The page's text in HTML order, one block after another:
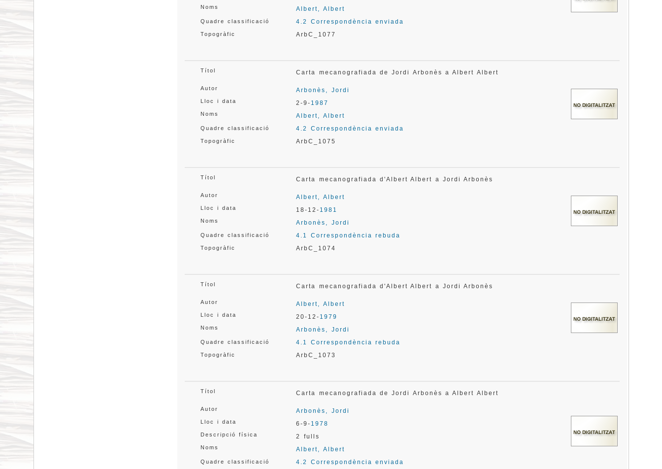
Noms Albert, Albert
Quadre classificació 4.2 Correspondència enviada
Topogràfic ArbC_1077
Títol Carta mecanografiada de Jordi Arbonès a Albert Albert
Autor Arbonès, Jordi
Lloc i data 2-9- 1987
Noms Albert, Albert
Quadre classificació 4.2 Correspondència enviada
Topogràfic ArbC_1075
Títol Carta mecanografiada d'Albert Albert a Jordi Arbonès
Autor Albert, Albert
Lloc i data 18-12- 1981
Noms Arbonès, Jordi
Quadre classificació 4.1 Correspondència rebuda
Topogràfic ArbC_1074
Títol Carta mecanografiada d'Albert Albert a Jordi Arbonès
Autor Albert, Albert
Lloc i data 20-12- 1979
Noms Arbonès, Jordi
Quadre classificació 4.1 Correspondència rebuda
Topogràfic ArbC_1073
Títol Carta mecanografiada de Jordi Arbonès a Albert Albert
Autor Arbonès, Jordi
Lloc i data 6-9- 1978
Descripció física 2 fulls
Noms Albert, Albert
Quadre classificació 4.2 Correspondència enviada